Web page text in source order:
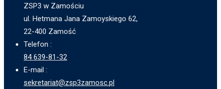
ZSP3 w Zamościu
ul. Hetmana Jana Zamoyskiego 62,
22-400 Zamość
Telefon :
84 639-81-32
E-mail :
sekretariat@zsp3zamosc.pl